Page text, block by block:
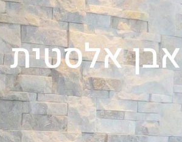
אבן אלסטית